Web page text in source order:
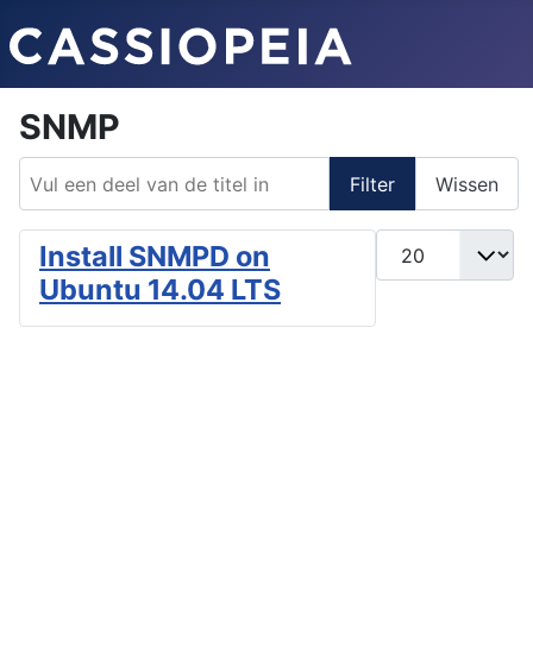
SNMP
Filter Wissen
Toon #
Install SNMPD on
Ubuntu 14.04 LTS